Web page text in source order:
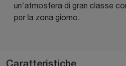
un'atmosfera di gran classe
per la zona giorno.